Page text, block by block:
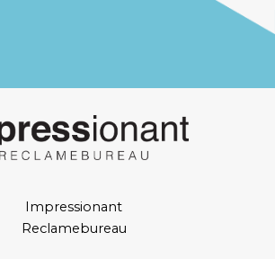
Impressionant
Reclamebureau